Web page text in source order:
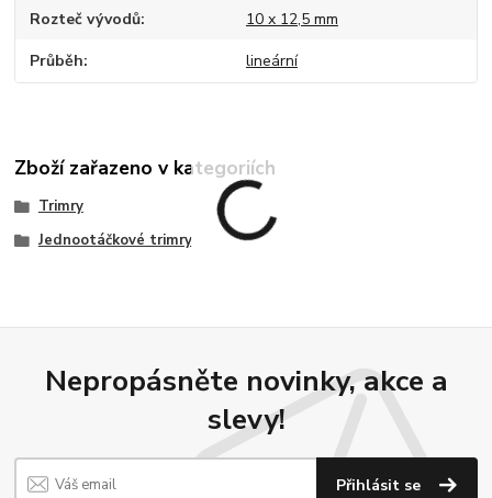
Rozteč vývodů 10 x 12,5 mm
Průběh lineární
Zboží zařazeno v kategoriích
Trimry
Jednootáčkové trimry
Nepropásněte novinky, akce a
slevy!
Přihlásit se